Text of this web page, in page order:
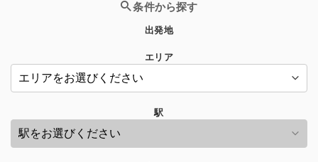
条件から探す
出発地
エリア
駅